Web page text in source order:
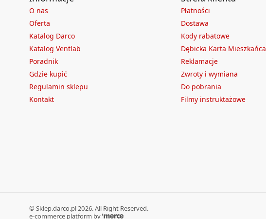
O nas
Oferta
Katalog Darco
Katalog Ventlab
Poradnik
Gdzie kupić
Regulamin sklepu
Kontakt
Płatności
Dostawa
Kody rabatowe
Dębicka Karta Mieszkańca
Reklamacje
Zwroty i wymiana
Do pobrania
Filmy instruktażowe
© Sklep.darco.pl 2026. All Right Reserved.
e-commerce platform by